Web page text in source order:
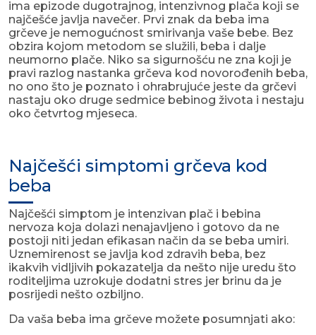
ima epizode dugotrajnog, intenzivnog plača koji se
najčešće javlja navečer. Prvi znak da beba ima
grčeve je nemogućnost smirivanja vaše bebe. Bez
obzira kojom metodom se služili, beba i dalje
neumorno plače. Niko sa sigurnošću ne zna koji je
pravi razlog nastanka grčeva kod novorođenih beba,
no ono što je poznato i ohrabrujuće jeste da grčevi
nastaju oko druge sedmice bebinog života i nestaju
oko četvrtog mjeseca.
Najčešći simptomi grčeva kod
beba
Najčešći simptom je intenzivan plač i bebina
nervoza koja dolazi nenajavljeno i gotovo da ne
postoji niti jedan efikasan način da se beba umiri.
Uznemirenost se javlja kod zdravih beba, bez
ikakvih vidljivih pokazatelja da nešto nije uredu što
roditeljima uzrokuje dodatni stres jer brinu da je
posrijedi nešto ozbiljno.
Da vaša beba ima grčeve možete posumnjati ako: